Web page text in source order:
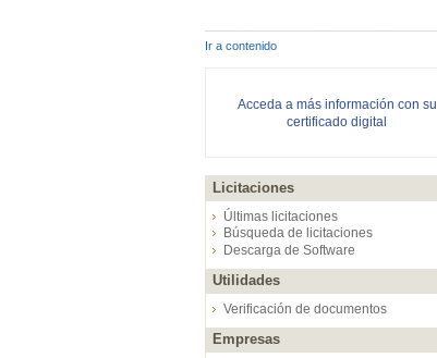
Ir a contenido
Acceda a más información con su
certificado digital
Licitaciones
Últimas licitaciones
Búsqueda de licitaciones
Descarga de Software
Utilidades
Verificación de documentos
Empresas